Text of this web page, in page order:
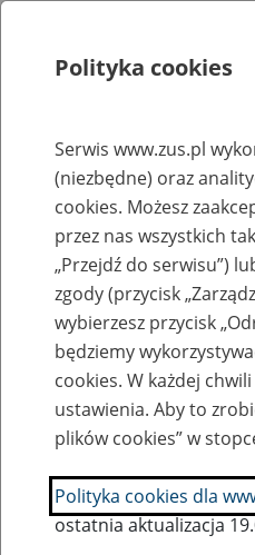
Rejestry, ewidencje i archiwa
Baza
Nazwa zakładu pracy:
SZUKAJ
Polityka cookies
Serwis www.zus.pl
(niezbędne) oraz
cookies. Możesz
przez nas wszystkich
„Przejdź do serwisu”)
zgody (przycisk
wybierzesz przycisk
będziemy
cookies. W każdej
ustawienia. Aby to
plików cookies” w
Polityka cookies dla
ostatnia aktualizacja